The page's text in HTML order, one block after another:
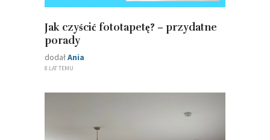
Jak czyścić fototapetę? – przydatne
porady
dodałAnia
8 LAT TEMU